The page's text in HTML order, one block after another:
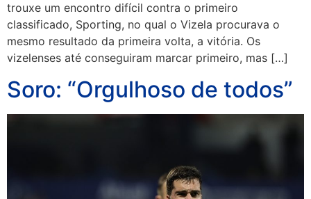
trouxe um encontro difícil contra o primeiro
classificado, Sporting, no qual o Vizela procurava o
mesmo resultado da primeira volta, a vitória. Os
vizelenses até conseguiram marcar primeiro, mas […]
Soro: “Orgulhoso de todos”